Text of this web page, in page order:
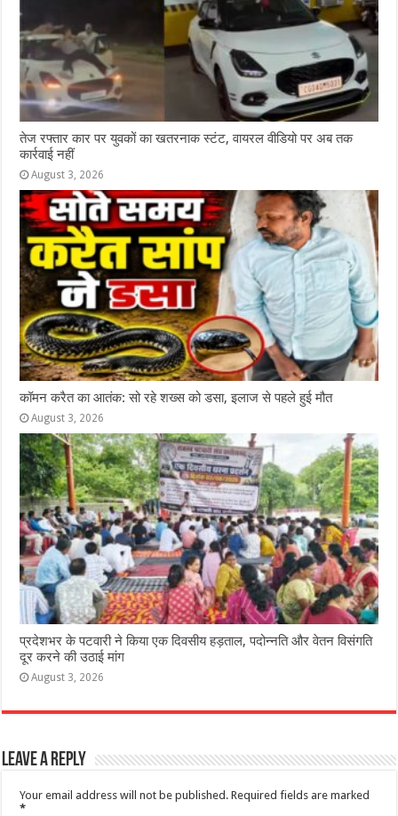
तेज रफ्तार कार पर युवकों का खतरनाक स्टंट, वायरल वीडियो पर अब तक
कार्रवाई नहीं
August 3, 2026
कॉमन करैत का आतंक: सो रहे शख्स को डसा, इलाज से पहले हुई मौत
August 3, 2026
प्रदेशभर के पटवारी ने किया एक दिवसीय हड़ताल, पदोन्नति और वेतन विसंगति
दूर करने की उठाई मांग
August 3, 2026
Leave a Reply
Your email address will not be published. Required fields are marked
*